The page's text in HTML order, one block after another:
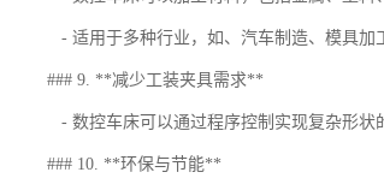
- 适用于多种行业，如、汽车制造、模具加
### 9. **减少工装夹具需求**
- 数控车床可以通过程序控制实现复杂形状
### 10. **环保与节能**